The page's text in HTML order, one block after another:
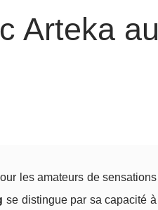
Arteka au
les amateurs de sensations
se distingue par sa capacité à